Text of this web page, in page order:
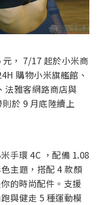
， 7/17 起於小米商
購物小米旗艦館、
法雅客網路商店與
於 9 月底陸續上
手環 4C ，配備 1.08
主題，搭配 4 款顏
的時尚配件。支援
與健走 5 種運動模